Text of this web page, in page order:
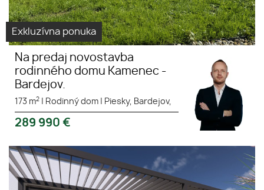
Exkluzívna ponuka
Na predaj novostavba
rodinného domu Kamenec -
Bardejov.
173 m2 Rodinný dom Piesky, Bardejov,
289 990 €
NOVOSTAVBA - Rodinné domy
4 izb. v obci Gaboltov okr.
Bardejov
Rodinný dom
Novostavba